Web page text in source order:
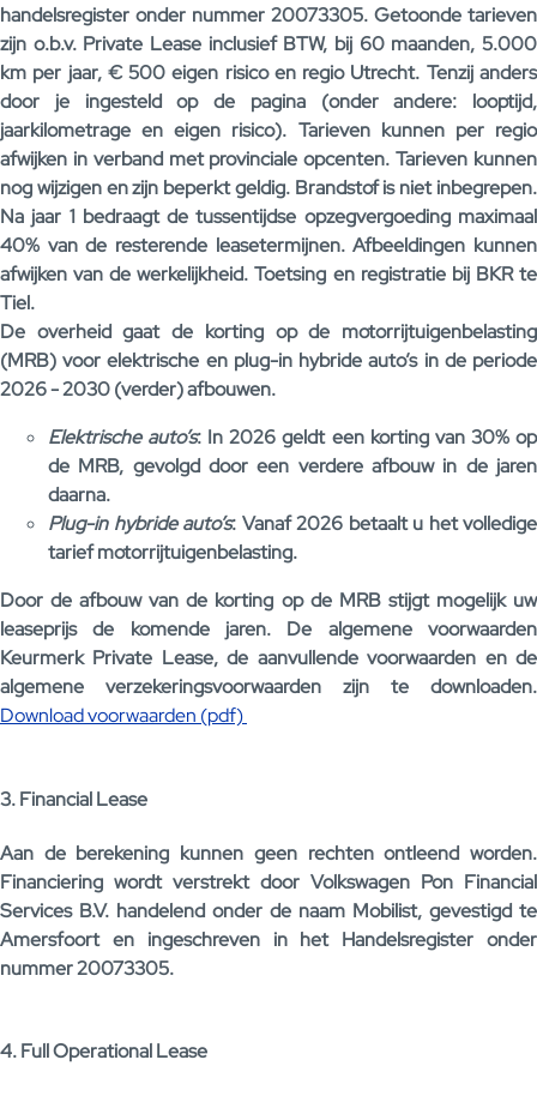
handelsregister onder nummer 20073305. Getoonde tarieven
zijn o.b.v. Private Lease inclusief BTW, bij 60 maanden, 5.000
km per jaar, € 500 eigen risico en regio Utrecht. Tenzij anders
door je ingesteld op de pagina (onder andere: looptijd,
jaarkilometrage en eigen risico). Tarieven kunnen per regio
afwijken in verband met provinciale opcenten. Tarieven kunnen
nog wijzigen en zijn beperkt geldig. Brandstof is niet inbegrepen.
Na jaar 1 bedraagt de tussentijdse opzegvergoeding maximaal
40% van de resterende leasetermijnen. Afbeeldingen kunnen
afwijken van de werkelijkheid. Toetsing en registratie bij BKR te
Tiel.
De overheid gaat de korting op de motorrijtuigenbelasting
(MRB) voor elektrische en plug-in hybride auto’s in de periode
2026 - 2030 (verder) afbouwen.
Elektrische auto’s: In 2026 geldt een korting van 30% op
de MRB, gevolgd door een verdere afbouw in de jaren
daarna.
Plug-in hybride auto’s: Vanaf 2026 betaalt u het volledige
tarief motorrijtuigenbelasting.
Door de afbouw van de korting op de MRB stijgt mogelijk uw
leaseprijs de komende jaren. De algemene voorwaarden
Keurmerk Private Lease, de aanvullende voorwaarden en de
algemene verzekeringsvoorwaarden zijn te downloaden.
Download voorwaarden (pdf)
3. Financial Lease
Aan de berekening kunnen geen rechten ontleend worden.
Financiering wordt verstrekt door Volkswagen Pon Financial
Services B.V. handelend onder de naam Mobilist, gevestigd te
Amersfoort en ingeschreven in het Handelsregister onder
nummer 20073305.
4. Full Operational Lease